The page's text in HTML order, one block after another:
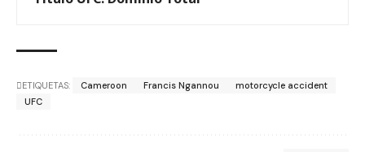
ETIQUETAS: Cameroon Francis Ngannou
motorcycle accident
UFC